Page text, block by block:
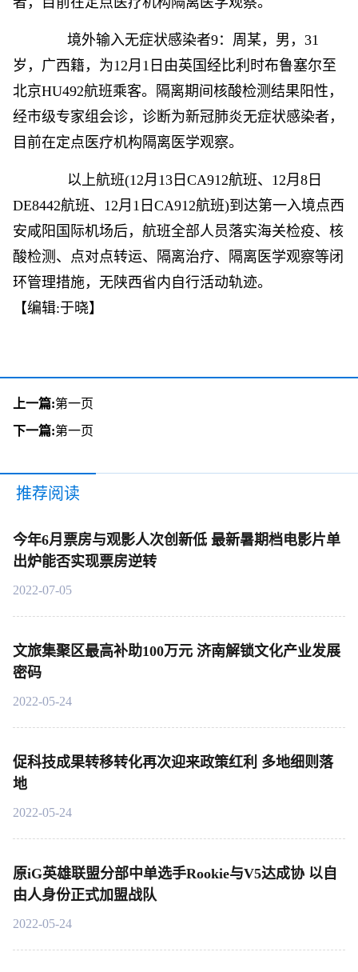
境外输入无症状感染者9：周某，男，31
岁，广西籍，为12月1日由英国经比利时布鲁塞尔至
北京HU492航班乘客。隔离期间核酸检测结果阳性，
经市级专家组会诊，诊断为新冠肺炎无症状感染者，
目前在定点医疗机构隔离医学观察。
以上航班(12月13日CA912航班、12月8日
DE8442航班、12月1日CA912航班)到达第一入境点西
安咸阳国际机场后，航班全部人员落实海关检疫、核
酸检测、点对点转运、隔离治疗、隔离医学观察等闭
环管理措施，无陕西省内自行活动轨迹。
【编辑:于晓】
上一篇:第一页
下一篇:第一页
推荐阅读
今年6月票房与观影人次创新低 最新暑期档电影片单
出炉能否实现票房逆转
2022-07-05
文旅集聚区最高补助100万元 济南解锁文化产业发展
密码
2022-05-24
促科技成果转移转化再次迎来政策红利 多地细则落
地
2022-05-24
原iG英雄联盟分部中单选手Rookie与V5达成协 以自
由人身份正式加盟战队
2022-05-24